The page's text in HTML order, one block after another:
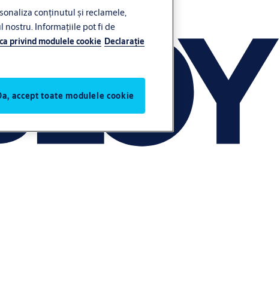
conținutul și reclamele,
nostru. Informațiile pot fi de
privind modulele cookie Declaraţie
accept toate modulele cookie